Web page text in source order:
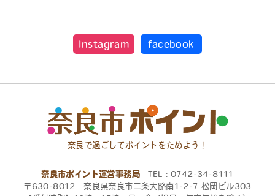
Instagram facebook
奈良で過ごしてポイントをためよう！
奈良市ポイント運営事務局 TEL：0742-34-8111
〒630-8012 奈良県奈良市二条大路南1-2-7 松岡ビル303